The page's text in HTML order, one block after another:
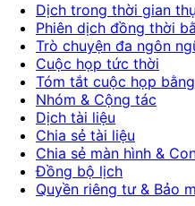
Dịch trong thời gian
Phiên dịch đồng thời
Trò chuyện đa ngôn
Cuộc họp tức thời
Tóm tắt cuộc họp
Nhóm & Cộng tác
Dịch tài liệu
Chia sẻ tài liệu
Chia sẻ màn hình &
Đồng bộ lịch
Quyền riêng tư & Bảo